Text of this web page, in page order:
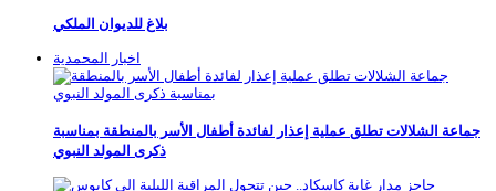
بلاغ للديوان الملكي
اخبار المحمدية
جماعة الشلالات تطلق عملية إعذار لفائدة أطفال الأسر بالمنطقة بمناسبة
ذكرى المولد النبوي